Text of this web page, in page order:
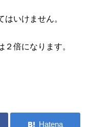
いけません。
倍になります。